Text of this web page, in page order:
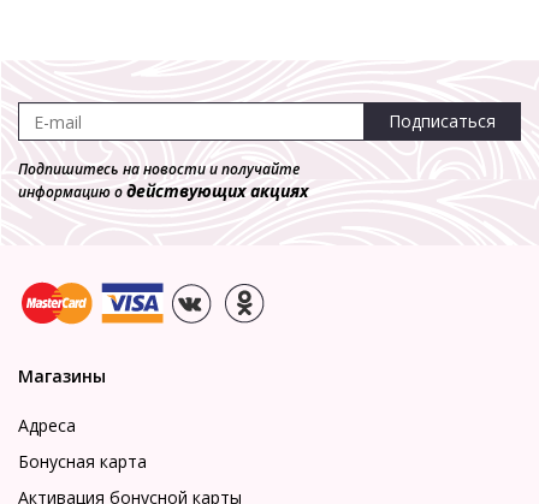
Подписаться
Подпишитесь на новости и получайте
информацию одействующих акциях
Магазины
Адреса
Бонусная карта
Активация бонусной карты